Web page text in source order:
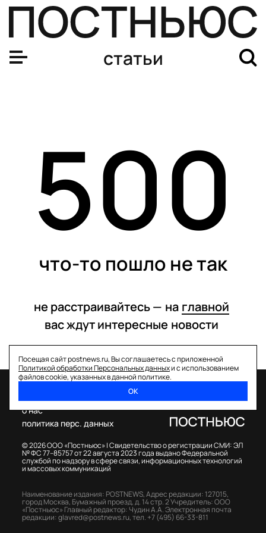
статьи
500
что-то пошло не так
не расстраивайтесь — на главной
вас ждут интересные новости
Посещая сайт postnews.ru, Вы соглашаетесь с приложенной
Политикой обработки Персональных данныхи с использованием
файлов cookie, указанных в данной политике.
ОК
© 2026 ООО «Постньюс» |Свидетельство о регистрации СМИ: ЭЛ
№ ФС 77–85757 от 22 августа 2023 года выдано Федеральной
службой по надзору в сфере связи, информационных технологий
и массовых коммуникаций
о нас
политика перс. данных
Наименование издания: POSTNEWS,Адрес редакции: 127015,
город Москва, Бумажный проезд, д. 14 стр. 2Учредитель: ООО
«Постньюс» Главный редактор: Чудин А.А.Электронная почта
редакции:glavred@postnews.ru,тел. +7 (495) 66-33-811
Отдых в санатории: какое лечение, процедуры,